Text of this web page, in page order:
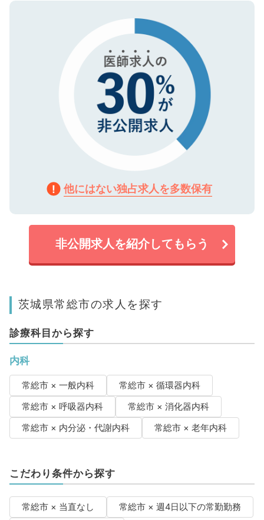
で、機密保持に関してもご安心ください。
ので、まずはご登録ください。
他にはない独占求人を多数保有
非公開求人を紹介してもらう
茨城県常総市の求人を探す
診療科目から探す
内科
常総市 × 一般内科
常総市 × 循環器内科
常総市 × 呼吸器内科
常総市 × 消化器内科
常総市 × 内分泌・代謝内科
常総市 × 老年内科
こだわり条件から探す
常総市 × 当直なし
常総市 × 週4日以下の常勤勤務